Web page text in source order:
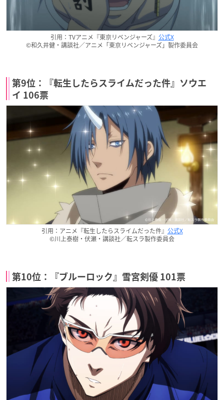
引用：TVアニメ『東京リベンジャーズ』 公式X
©和久井健・講談社／アニメ「東京リベンジャーズ」製作委員会
第9位：『転生したらスライムだった件』ソウエ
イ 106票
引用：アニメ『転生したらスライムだった件』 公式X
©川上泰樹・伏瀬・講談社／転スラ製作委員会
第10位：『ブルーロック』雪宮剣優 101票